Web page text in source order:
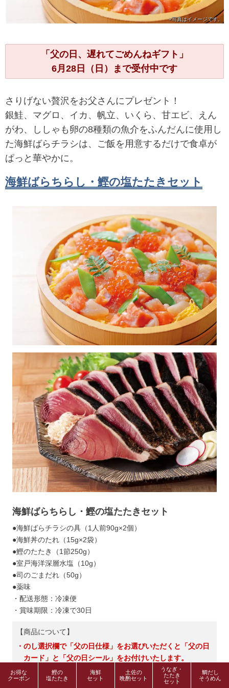
※写真はイメージです。
「父の日、遅れてごめんねギフト」
6月28日（日）まで受付中です
さりげない贅沢をお父さんにプレゼント！
銀鮭、マグロ、イカ、帆立、いくら、甘エビ、えん
がわ、ししゃも卵の8種類の魚介をふんだんに使用し
た海鮮ばらチラシは、ご飯を用意するだけで食卓が
ぱっと華やかに。
海鮮ばらちらし・鰹の塩たたきセット
海鮮ばらちらし・鰹の塩たたきセット
●海鮮ばらチラシの具（1人前90g×2個）
●海鮮丼のたれ（15g×2袋）
●鰹のたたき（1節250g）
●室戸海洋深層水塩（10g）
●司のごまだれ（50g）
●薬味
・配送形態：冷凍便
・賞味期限：冷凍で30日
【商品について】
・のし選択欄で「父の日仕様」をお選びいただくと「父の日
カード」と「父の日シール」をお付けいたします。
お得な
クーポン
鰹の
塩たたき
海鮮
セット
土佐の
晩酌セット
うなぎ・
たたき
セット
鯛だし
そうめん